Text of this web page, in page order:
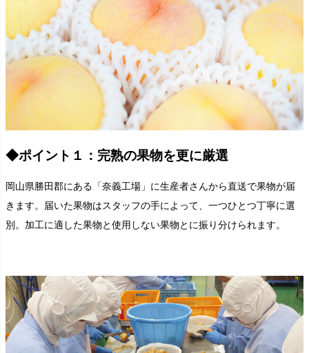
◆ポイント１：完熟の果物を更に厳選
岡山県勝田郡にある「奈義工場」に生産者さんから直送で果物が届
きます。届いた果物はスタッフの手によって、一つひとつ丁寧に選
別。加工に適した果物と使用しない果物とに振り分けられます。